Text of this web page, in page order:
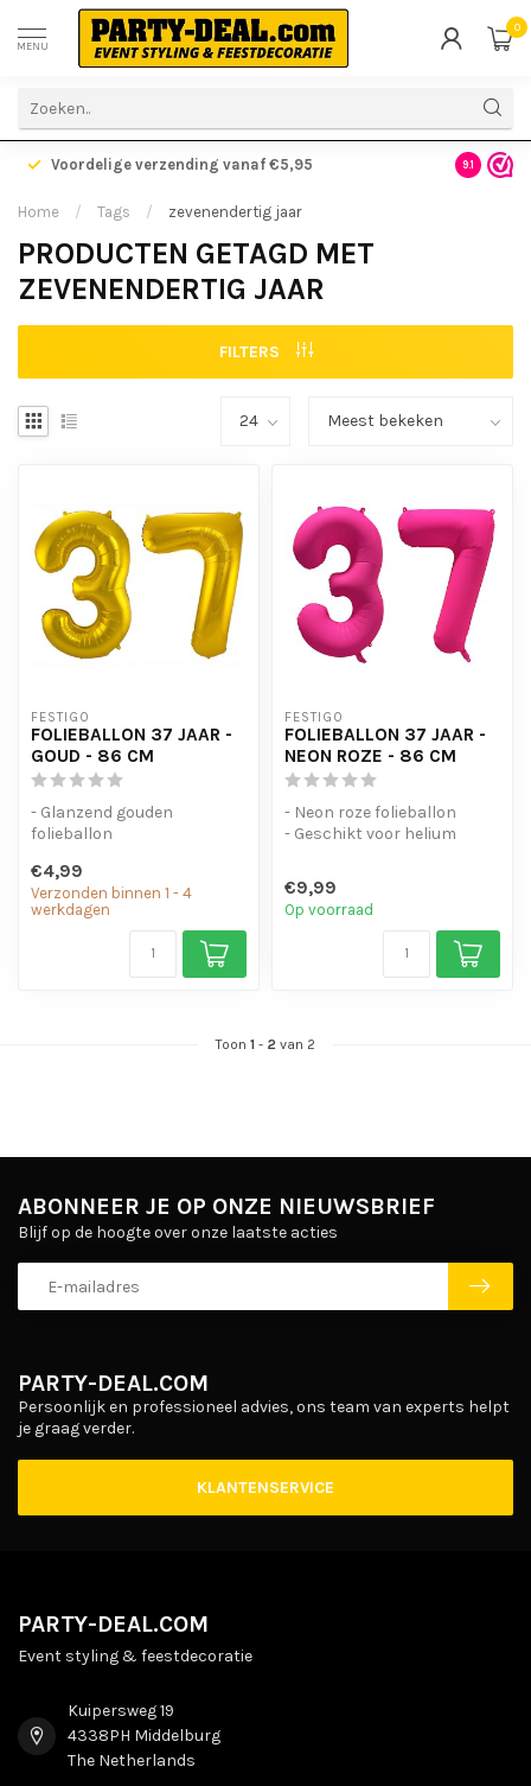
MENU
0
Voordelige verzending vanaf €5,95 Gratis
9.1
Home / Tags / zevenendertig jaar
PRODUCTEN GETAGD MET
ZEVENENDERTIG JAAR
FILTERS
FESTIGO
FOLIEBALLON 37 JAAR -
GOUD - 86 CM
- Glanzend gouden
folieballon
lucht
- Met oogjes om ...
€4,99
Verzonden binnen 1 - 4
werkdagen
FESTIGO
FOLIEBALLON 37 JAAR -
NEON ROZE - 86 CM
- Neon roze folieballon
- Geschikt voor helium
€9,99
Op voorraad
Toon 1 - 2 van 2
PARTY-DEAL.COM
Persoonlijk en professioneel advies, ons team van experts helpt
je graag verder.
KLANTENSERVICE
ABONNEER JE OP ONZE NIEUWSBRIEF
Blijf op de hoogte over onze laatste acties
PARTY-DEAL.COM
Event styling & feestdecoratie
Kuipersweg 19
4338PH Middelburg
The Netherlands